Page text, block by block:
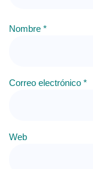
Nombre *
Correo electrónico *
Web